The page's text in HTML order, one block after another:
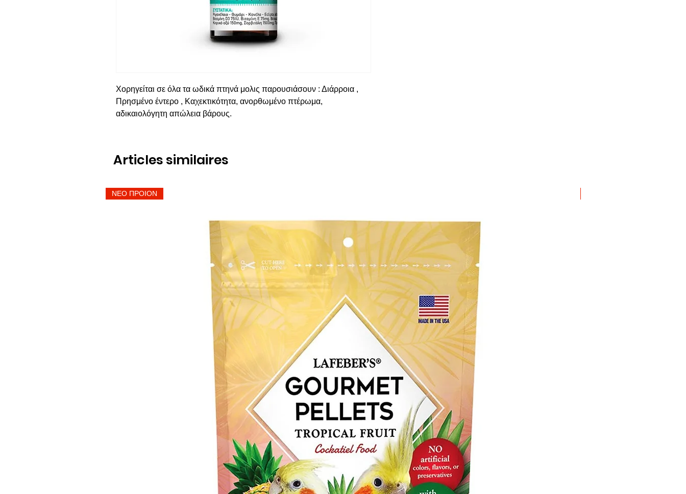
Χορηγείται σε όλα τα ωδικά πτηνά μολις παρουσιάσουν : Διάρροια ,
Πρησμένο έντερο , Καχεκτικότητα, ανορθωμένο πτέρωμα,
αδικαιολόγητη απώλεια βάρους.
Articles similaires
ΝΕΟ ΠΡΟΙΟΝ